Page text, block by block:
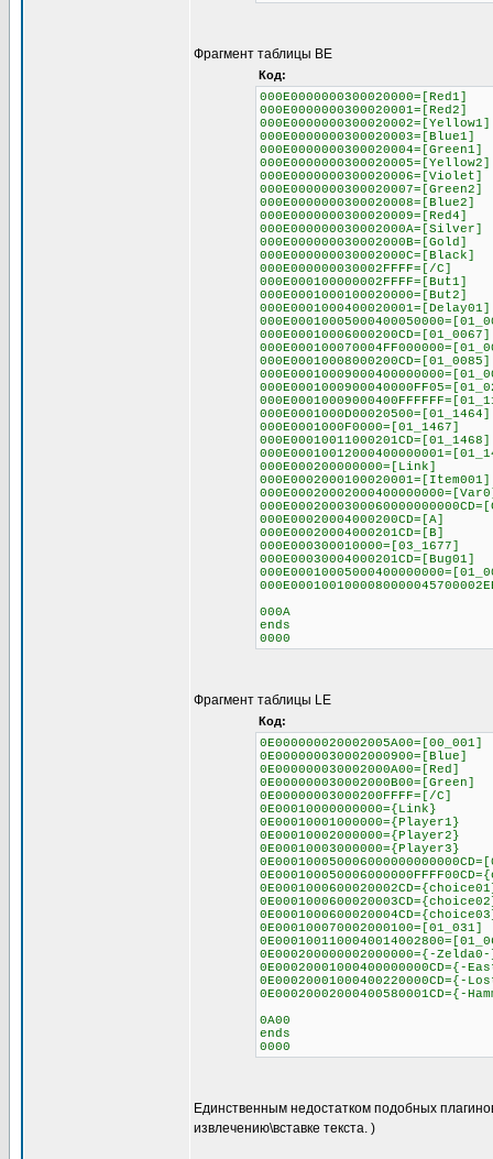
Фрагмент таблицы BE
Код:
000E0000000300020000=[Red1]
000E0000000300020001=[Red2]
000E0000000300020002=[Yellow1]
000E0000000300020003=[Blue1]
000E0000000300020004=[Green1]
000E0000000300020005=[Yellow2]
000E0000000300020006=[Violet]
000E0000000300020007=[Green2]
000E0000000300020008=[Blue2]
000E0000000300020009=[Red4]
000E000000030002000A=[Silver]
000E000000030002000B=[Gold]
000E000000030002000C=[Black]
000E000000030002FFFF=[/C]
000E000100000002FFFF=[But1]
000E0001000100020000=[But2]
000E0001000400020001=[Delay01]
000E00010006000200CD=[01_0067]
000E00010008000200CD=[01_0085]
000E0001000D00020500=[01_1464]
000E0001000F0000=[01_1467]
000E00010011000201CD=[01_1468]
000E000200000000=[Link]
000E0002000100020001=[Item001]
000E00020004000200CD=[A]
000E00020004000201CD=[B]
000E000300010000=[03_1677]
000E00030004000201CD=[Bug01]
000A
ends
0000
Фрагмент таблицы LE
Код:
0E000000020002005A00=[00_001]
0E000000030002000900=[Blue]
0E000000030002000A00=[Red]
0E000000030002000B00=[Green]
0E00000003000200FFFF=[/C]
0E00010000000000={Link}
0E00010001000000={Player1}
0E00010002000000={Player2}
0E00010003000000={Player3}
0E000100070002000100=[01_031]
0E000200000002000000={-
0E00020001000400000000CD={-
0E00020001000400220000CD={-
0E00020002000400580001CD={-
0A00
ends
0000
Единственным недостатком подобных
извлечению\вставке текста. )